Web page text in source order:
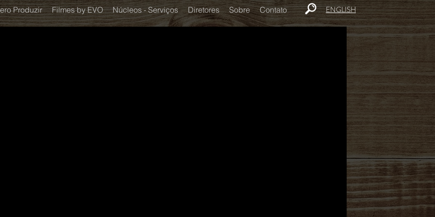
Produzir Filmes by EVO Núcleos - Serviços Diretores Sobre Contato ENGLISH